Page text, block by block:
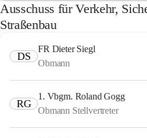
Ausschuss für Verkehr,
Straßenbau
DS
FR Dieter Siegl
Obmann
RG
1. Vbgm. Roland Gogg
Obmann Stellvertreter